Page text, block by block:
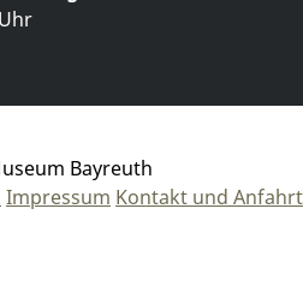
Bayreuth
Impressum Kontakt und Anfahrt